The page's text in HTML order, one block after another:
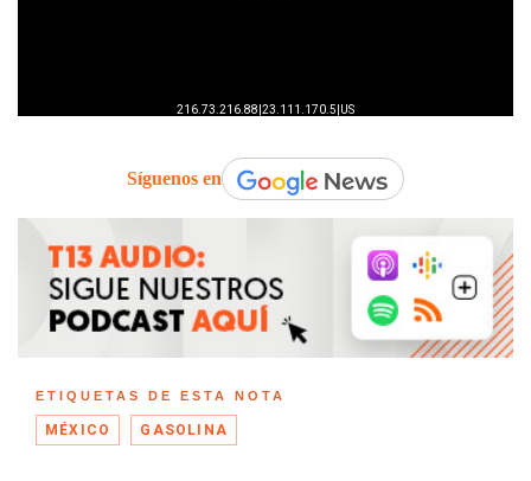
Síguenos en
ETIQUETAS DE ESTA NOTA
MÉXICO GASOLINA